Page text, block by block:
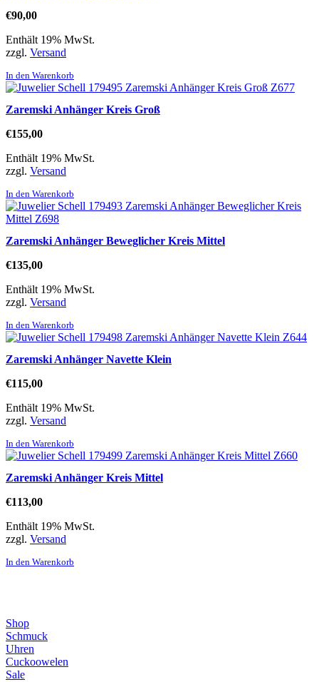
€90,00
Enthält 19% MwSt.
zzgl. Versand
In den Warenkorb
Zaremski Anhänger Kreis Groß
€155,00
Enthält 19% MwSt.
zzgl. Versand
In den Warenkorb
Zaremski Anhänger Beweglicher Kreis Mittel
€135,00
Enthält 19% MwSt.
zzgl. Versand
In den Warenkorb
Zaremski Anhänger Navette Klein
€115,00
Enthält 19% MwSt.
zzgl. Versand
In den Warenkorb
Zaremski Anhänger Kreis Mittel
€113,00
Enthält 19% MwSt.
zzgl. Versand
In den Warenkorb
Shop
Schmuck
Uhren
Cuckoowelen
Sale